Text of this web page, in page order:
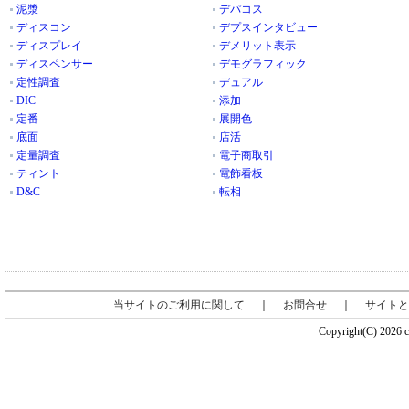
泥漿
ディスコン
ディスプレイ
ディスペンサー
定性調査
DIC
定番
底面
定量調査
ティント
D&C
デパコス
デプスインタビュー
デメリット表示
デモグラフィック
デュアル
添加
展開色
店活
電子商取引
電飾看板
転相
当サイトのご利用に関して お問合せ サイト
Copyright(C) 2026